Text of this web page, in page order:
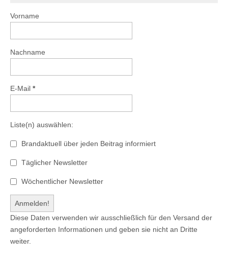
Vorname
Nachname
E-Mail *
Liste(n) auswählen:
Brandaktuell über jeden Beitrag informiert
Täglicher Newsletter
Wöchentlicher Newsletter
Diese Daten verwenden wir ausschließlich für den Versand der
angeforderten Informationen und geben sie nicht an Dritte
weiter.